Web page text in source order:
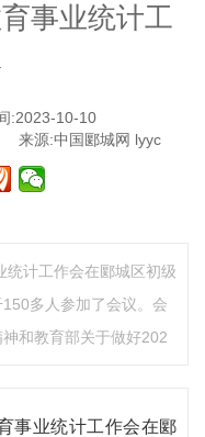
事业统计工
:2023-10-10
来源:中国郾城网 lyyc
统计工作会在郾城区初级
多人参加了会议。会
和教育部关于做好202
事业统计工作会在郾